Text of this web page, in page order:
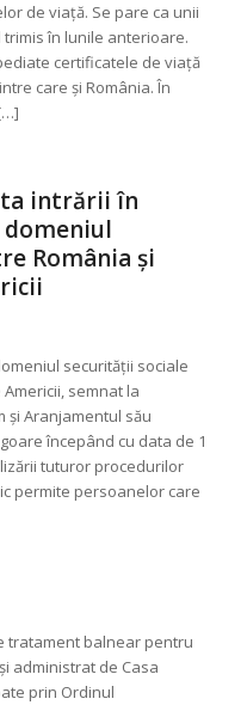
de viață. Se pare ca unii
în lunile anterioare.
certificatele de viață
care și România. În
intrării în
România și
securității sociale
semnat la
și Aranjamentul său
începând cu data de 1
tuturor procedurilor
permite persoanelor care
tratament balnear pentru
administrat de Casa
prin Ordinul